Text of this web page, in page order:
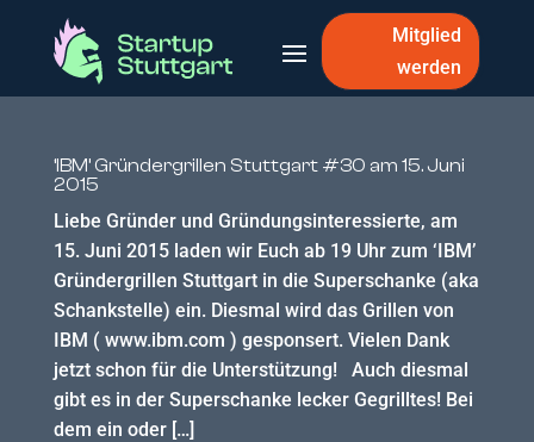
Mitglied
werden
‘IBM’ Gründergrillen Stuttgart #30 am 15. Juni
2015
Liebe Gründer und Gründungsinteressierte, am
15. Juni 2015 laden wir Euch ab 19 Uhr zum ‘IBM’
Gründergrillen Stuttgart in die Superschanke (aka
Schankstelle) ein. Diesmal wird das Grillen von
IBM ( www.ibm.com ) gesponsert. Vielen Dank
jetzt schon für die Unterstützung! Auch diesmal
gibt es in der Superschanke lecker Gegrilltes! Bei
dem ein oder […]